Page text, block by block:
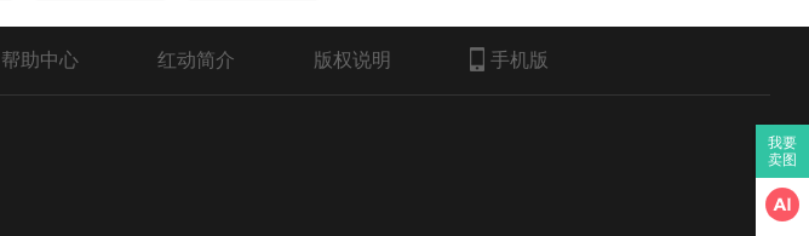
帮助中心 红动简介 版权说明 手机版
我要
卖图